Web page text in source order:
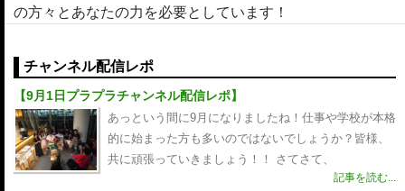
の方々とあなたの力を必要としています！
チャンネル配信レポ
【9月1日プラプラチャンネル配信レポ】
あっという間に9月になりましたね！仕事や学校が本格
的に始まった方も多いのではないでしょうか？皆様、
共に頑張っていきましょう！！ さてさて、
記事を読む...